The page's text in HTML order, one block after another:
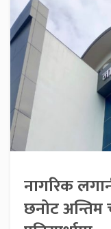
नागरिक
छनोट अन्तिम